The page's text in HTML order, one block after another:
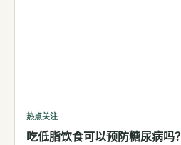
热点关注
吃低脂饮食可以预防糖尿病吗？